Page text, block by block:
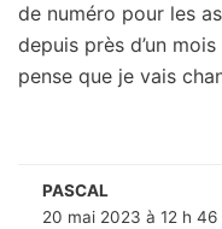
de numéro pour les
depuis près d’un
pense que je vais
PASCAL
20 mai 2023 à 12 h 46